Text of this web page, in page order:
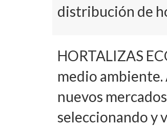
distribución de
HORTALIZAS
medio ambiente.
nuevos
seleccionando y